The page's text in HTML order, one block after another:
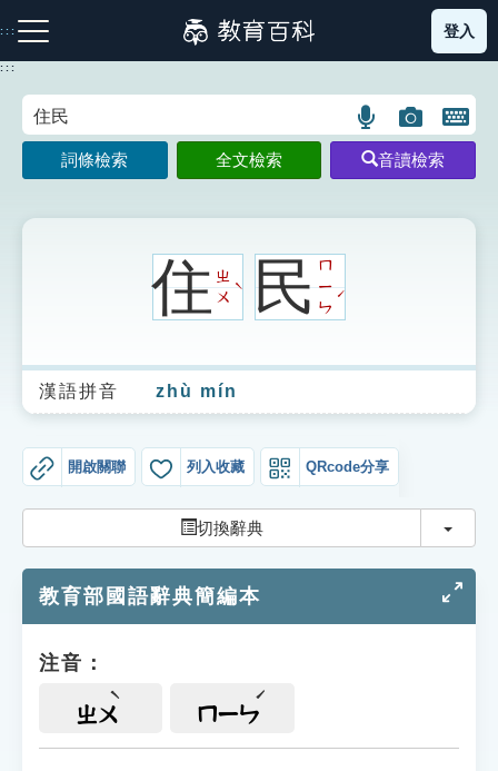
到
主
:::
注音索引圖示 筆畫索引圖示 部首索引表圖示
生字詞彙表
成語故事
索引選單
單字索引
遊戲專區
登入
:::
語
言
搜
圖
片
搜
開
鍵
圖
詞條檢索 全文檢索 音讀檢索
住ㄓ
ㄨ
ˋ 民ㄇ
ㄧ
ㄣ
ˊ
漢語拼音 zhù mín
開啟關聯 列入收藏 QRcode分享
切換辭典 切換
教育部國語辭典簡編本
注音：
ㄓㄨ ㄇㄧㄣ